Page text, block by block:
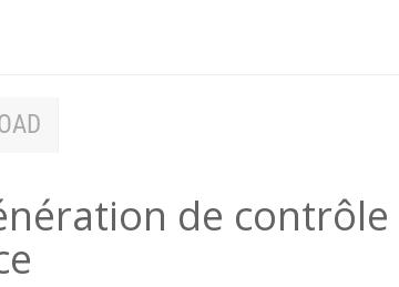
de contrôle